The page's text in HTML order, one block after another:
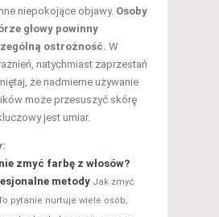
niepokojące objawy. Osoby
głowy powinny
ostrożność. W
natychmiast zaprzestań
że nadmierne używanie
może przesuszyć skórę
jest umiar.
zmyć farbę z włosów?
metody Jak zmyć
pytanie nurtuje wiele osób,